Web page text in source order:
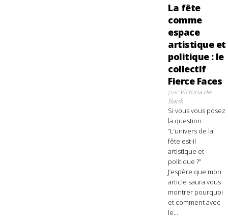
La fête
comme
espace
artistique et
politique : le
collectif
Fierce Faces
parVictoria de
Bank
Si vous vous posez
la question :
“L’univers de la
fête est-il
artistique et
politique ?”
J’espère que mon
article saura vous
montrer pourquoi
et comment avec
le...